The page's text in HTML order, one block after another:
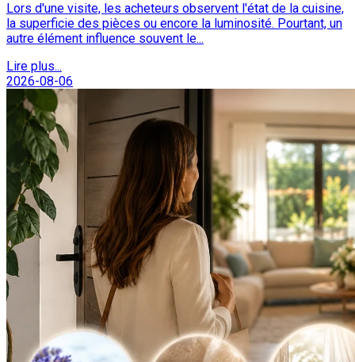
Lors d'une visite, les acheteurs observent l'état de la cuisine,
la superficie des pièces ou encore la luminosité. Pourtant, un
autre élément influence souvent le...
Lire plus...
2026-08-06